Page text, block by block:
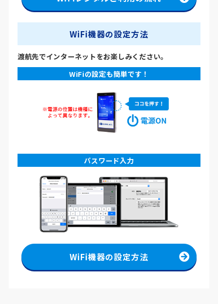
WiFi機器の設定方法
渡航先でインターネットをお楽しみください。
WiFiの設定も簡単です！
パスワード入力
WiFi機器の設定方法